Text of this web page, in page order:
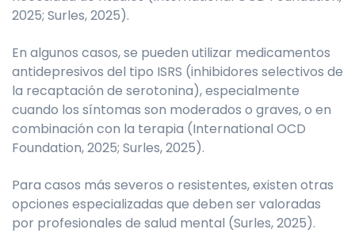
2025; Surles, 2025).
En algunos casos, se pueden utilizar medicamentos
antidepresivos del tipo ISRS (inhibidores selectivos de
la recaptación de serotonina), especialmente
cuando los síntomas son moderados o graves, o en
combinación con la terapia (International OCD
Foundation, 2025; Surles, 2025).
Para casos más severos o resistentes, existen otras
opciones especializadas que deben ser valoradas
por profesionales de salud mental (Surles, 2025).